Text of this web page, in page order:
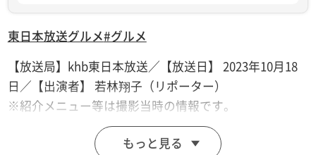
東日本放送グルメ#グルメ
【放送局】khb東日本放送／【放送日】 2023年10月18
日／【出演者】 若林翔子（リポーター）
※紹介メニュー等は撮影当時の情報です。
紹介メニュー：中華そば（塩）800円（税込） ※味玉
もっと見る